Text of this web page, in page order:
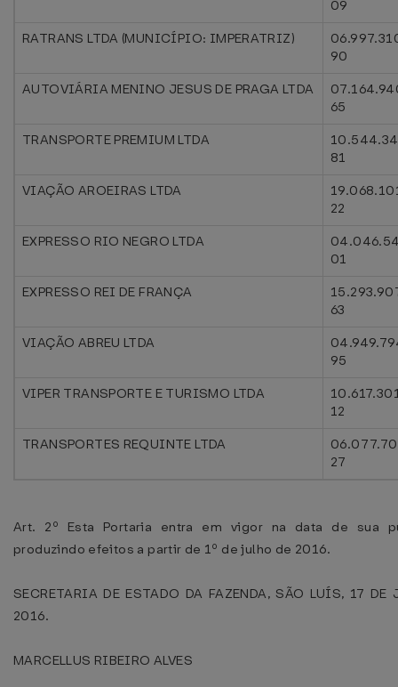
09
RATRANS LTDA (MUNICÍPIO: IMPERATRIZ)
90
AUTOVIÁRIA MENINO JESUS DE PRAGA LTDA
65
TRANSPORTE PREMIUM LTDA
81
VIAÇÃO AROEIRAS LTDA
22
EXPRESSO RIO NEGRO LTDA
01
EXPRESSO REI DE FRANÇA
63
VIAÇÃO ABREU LTDA
95
VIPER TRANSPORTE E TURISMO LTDA
12
TRANSPORTES REQUINTE LTDA
27
Art. 2º Esta Portaria entra em vigor na data de sua
produzindo efeitos a partir de 1º de julho de 2016.
SECRETARIA DE ESTADO DA FAZENDA, SÃO LUÍS, 17 DE
2016.
MARCELLUS RIBEIRO ALVES